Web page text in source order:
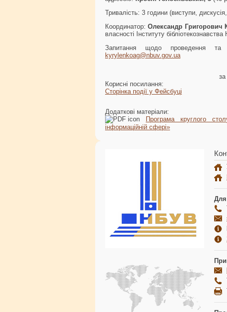
Тривалість: 3 години (виступи, дискусія,
Координатор:Олександр Григорович
власності Інституту
Запитання щодо проведення та
kyrylenkoag@nbuv.gov.ua
за
Корисні посилання:
Сторінка події у Фейсбуці
Додаткові матеріали:
Програма круглого
інформаційній сфері»
Для